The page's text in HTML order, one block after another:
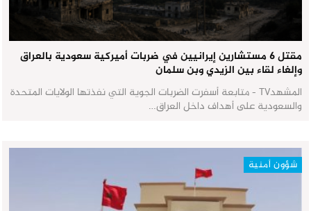
مقتل 6 مستشارين إيرانيين في ضربات أميركية سعودية بالعراق
وإلغاء لقاء بين الزيدي وبن سلمان
المشهدTV - متابعة أسفرت الضربات الجوية التي نفذتها الولايات المتحدة
والسعودية على أهداف داخل العراق…
شؤون أمنية